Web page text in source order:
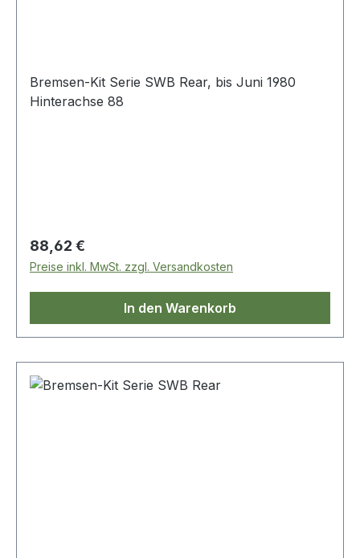
Bremsen-Kit Serie SWB Rear, bis Juni 1980
Hinterachse 88
Regulärer Preis:
88,62 €
Preise inkl. MwSt. zzgl. Versandkosten
In den Warenkorb